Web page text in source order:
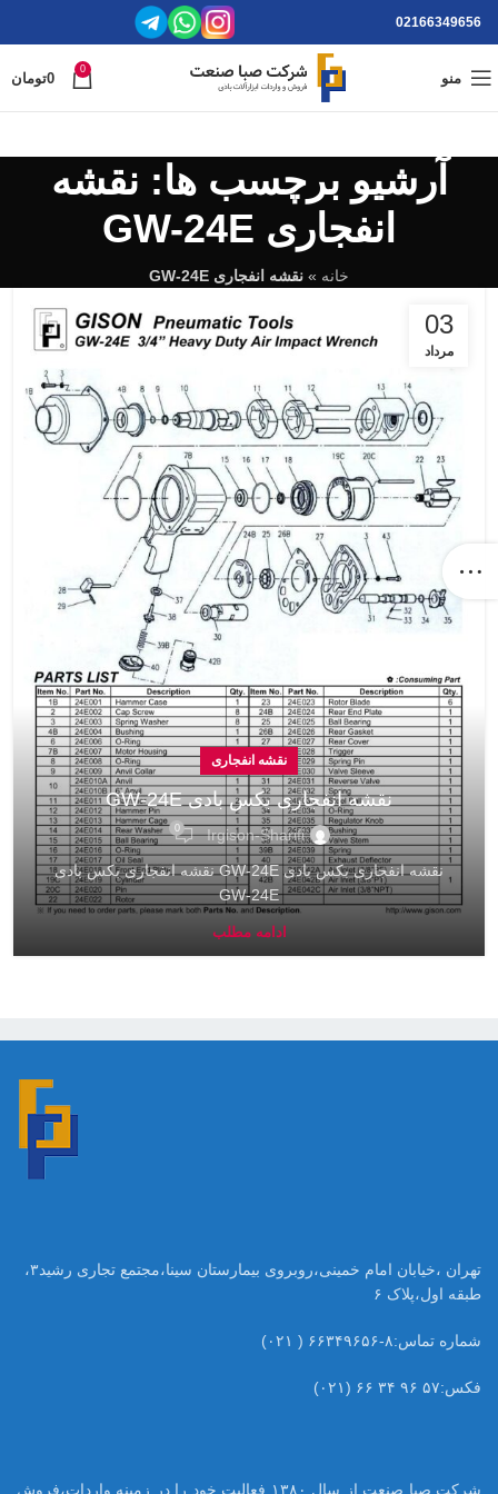
02166349656
منو
0
0تومان
آرشیو برچسب ها: نقشه
انفجاری GW-24E
خانه » نقشه انفجاری GW-24E
03
مرداد
نقشه انفجاری
نقشه انفجاری بکس بادی GW-24E
Irgison-Sharifi
0
نقشه انفجاری بکس بادی GW-24E نقشه انفجاری بکس بادی
GW-24E
ادامه مطلب
تهران ،خیابان امام خمینی،روبروی بیمارستان سینا،مجتمع تجاری رشید۳،
طبقه اول،پلاک ۶
شماره تماس:۸-۶۶۳۴۹۶۵۶ ( ۰۲۱)
فکس:۵۷ ۹۶ ۳۴ ۶۶ (۰۲۱)
شرکت صبا صنعت از سال ۱۳۸۰ فعالیت خود را در زمینه واردات،فروش